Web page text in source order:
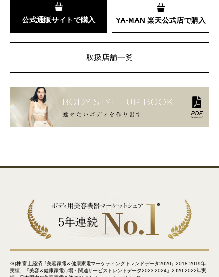
公式通販サイトで購入 YA-MAN 楽天公式店で購入
取扱店舗一覧
※(株)富士経済『美容家電＆健康家電マーケティングトレンドデータ2020』2018-2019年
実績、『美容＆健康家電市場・関連サービストレンドデータ2023-2024』2020-2022年実